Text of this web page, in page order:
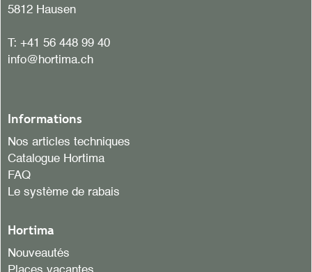
5812 Hausen
T: +41 56 448 99 40
info@hortima.ch
Informations
Nos articles techniques
Catalogue Hortima
FAQ
Le système de rabais
Hortima
Nouveautés